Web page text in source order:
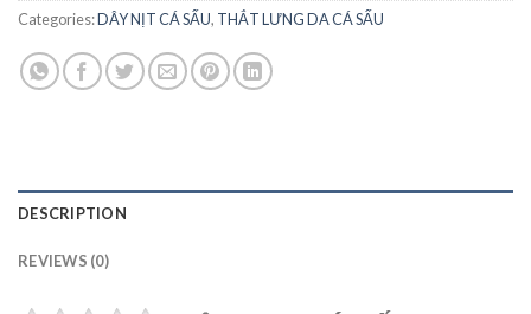
Categories:DÂY NỊT CÁ SẤU, THẮT LƯNG DA CÁ SẤU
DESCRIPTION
REVIEWS (0)